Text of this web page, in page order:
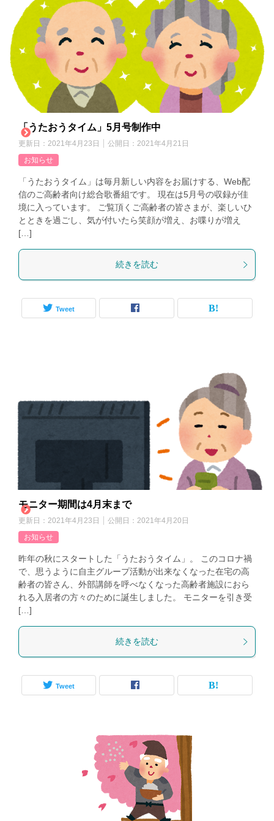
「うたおうタイム」5月号制作中
更新日： 2021年4月23日 公開日： 2021年4月21日
お知らせ
「うたおうタイム」は毎月新しい内容をお届けする、Web配
信のご高齢者向け総合歌番組です。 現在は5月号の収録が佳
境に入っています。 ご覧頂くご高齢者の皆さまが、楽しいひ
とときを過ごし、気が付いたら笑顔が増え、お喋りが増え
[…]
続きを読む
Tweet
モニター期間は4月末まで
更新日： 2021年4月23日 公開日： 2021年4月20日
お知らせ
昨年の秋にスタートした「うたおうタイム」。 このコロナ禍
で、思うように自主グループ活動が出来なくなった在宅の高
齢者の皆さん、外部講師を呼べなくなった高齢者施設におら
れる入居者の方々のために誕生しました。 モニターを引き受
[…]
続きを読む
Tweet